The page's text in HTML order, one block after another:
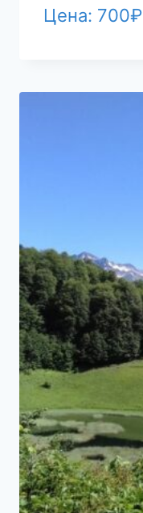
Цена: 700₽